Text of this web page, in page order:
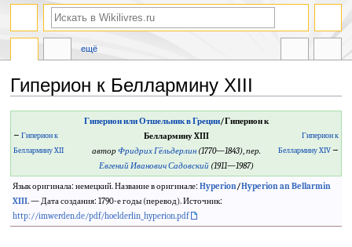
Гиперион к Беллармину XIII
навигации
поиску
← Гиперион к
Беллармину XII
Гиперион или Отшельник в Греции/Гиперион к
Беллармину XIII
авторФридрих Гёльдерлин(1770—1843),пер.
Евгений Иванович Садовский(1911—1987)
Гиперион к
Беллармину XIV→
Язык оригинала: немецкий. Название в оригинале: Hyperion/Hyperion an Bellarmin
XIII. — Дата создания: 1790-е годы (перевод). Источник:
http://imwerden.de/pdf/hoelderlin_hyperion.pdf
ещё